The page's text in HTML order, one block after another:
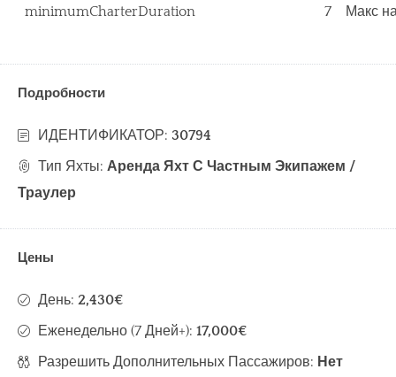
minimumCharterDuration 7 Макс
Подробности
ИДЕНТИФИКАТОР: 30794
Тип Яхты: Аренда Яхт С Частным Экипажем /
Траулер
Цены
День: 2,430€
Еженедельно (7 Дней+): 17,000€
Разрешить Дополнительных Пассажиров: Нет